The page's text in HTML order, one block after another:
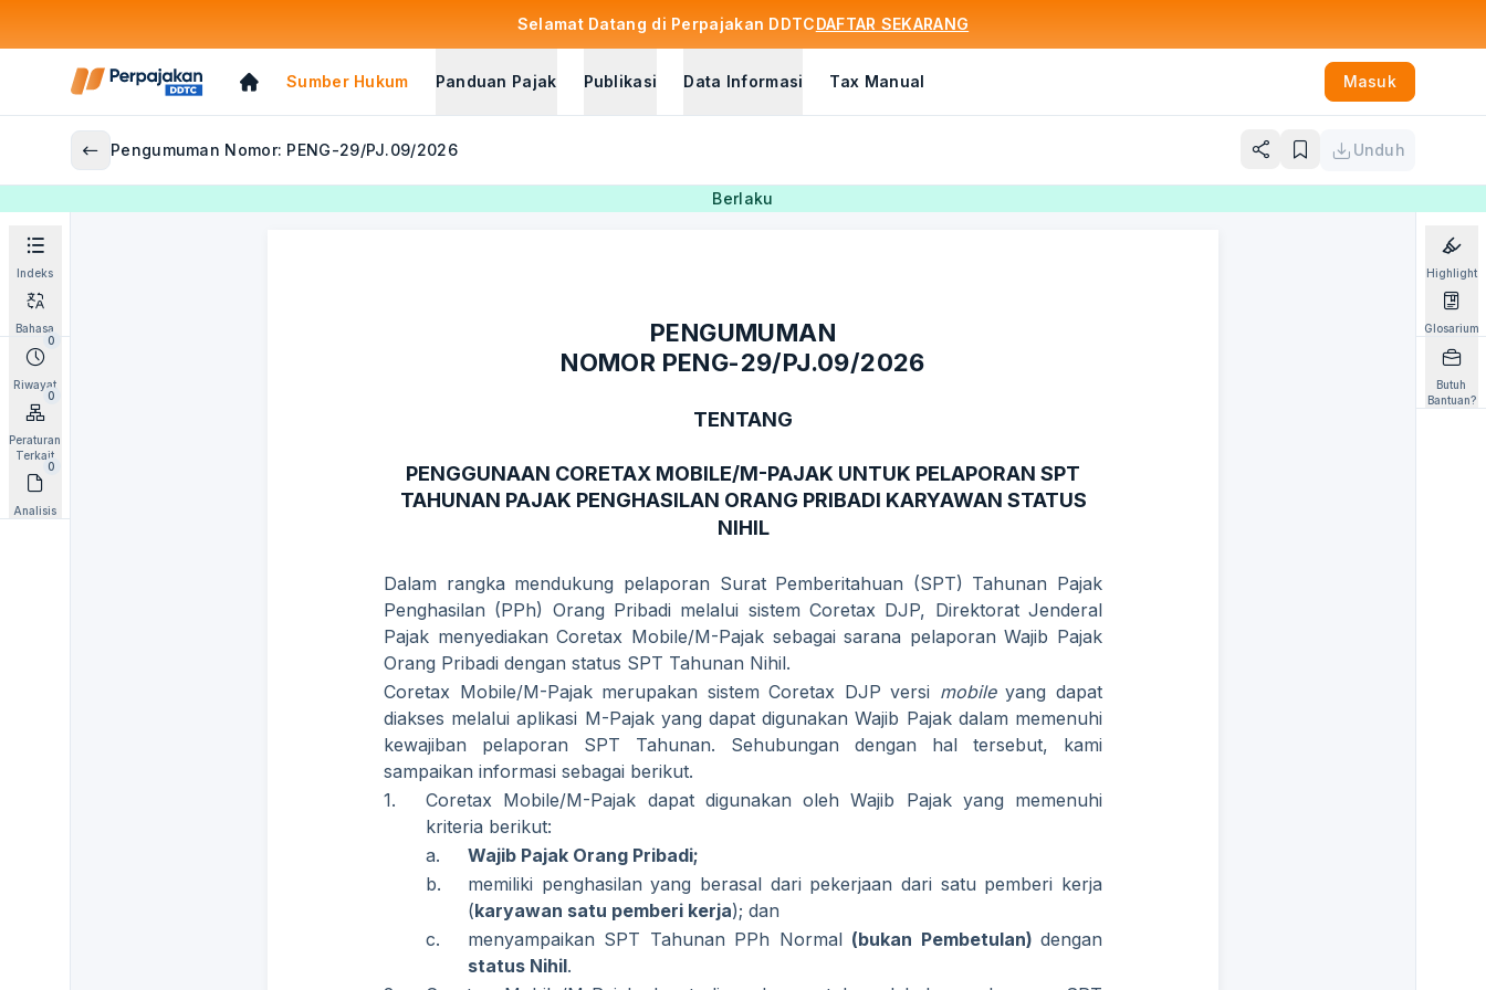
Selamat Datang di Perpajakan DDTCDAFTAR SEKARANG
Sumber Hukum Panduan Pajak Publikasi Data Informasi Tax Manual Masuk
Pengumuman Nomor: PENG-29/PJ.09/2026 Unduh
Berlaku
Indeks
Bahasa
0
Riwayat
0
Peraturan
Terkait
0
Analisis
PENGUMUMAN
NOMOR PENG-29/PJ.09/2026
TENTANG
PENGGUNAAN CORETAX MOBILE/M-PAJAK UNTUK PELAPORAN SPT
TAHUNAN PAJAK PENGHASILAN ORANG PRIBADI KARYAWAN STATUS
NIHIL
Dalam rangka mendukung pelaporan Surat Pemberitahuan (SPT) Tahunan Pajak
Penghasilan (PPh) Orang Pribadi melalui sistem Coretax DJP, Direktorat Jenderal
Pajak menyediakan Coretax Mobile/M-Pajak sebagai sarana pelaporan Wajib Pajak
Orang Pribadi dengan status SPT Tahunan Nihil.
Coretax Mobile/M-Pajak merupakan sistem Coretax DJP versi mobileyang dapat
diakses melalui aplikasi M-Pajak yang dapat digunakan Wajib Pajak dalam memenuhi
kewajiban pelaporan SPT Tahunan. Sehubungan dengan hal tersebut, kami
sampaikan informasi sebagai berikut.
1.
Coretax Mobile/M-Pajak dapat digunakan oleh Wajib Pajak yang memenuhi
kriteria berikut:
a.
Wajib Pajak Orang Pribadi;
b.
memiliki penghasilan yang berasal dari pekerjaan dari satu pemberi kerja
(karyawan satu pemberi kerja); dan
c.
menyampaikan SPT Tahunan PPh Normal (bukan Pembetulan)dengan
status Nihil.
Highlight
Glosarium
Butuh
Bantuan?